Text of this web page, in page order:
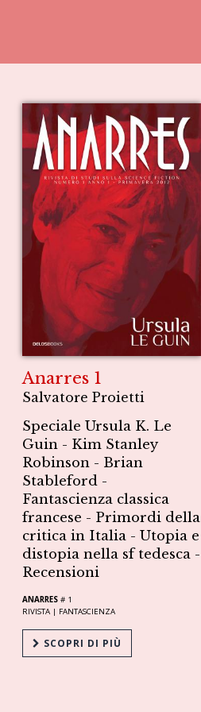
Anarres 1
Salvatore Proietti
Speciale Ursula K. Le
Guin - Kim Stanley
Robinson - Brian
Stableford -
Fantascienza classica
francese - Primordi della
critica in Italia - Utopia e
distopia nella sf tedesca -
Recensioni
ANARRES # 1
RIVISTA | FANTASCIENZA
SCOPRI DI PIÙ